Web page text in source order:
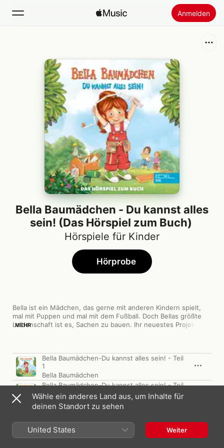
Anmelden
Startseite
Radio
Apple Music installieren
Bella Baumädchen - Du kannst alles
sein! (Das Hörspiel zum Buch)
Hörspiele für Kinder
Bella ist ein Mädchen, das gerne mit anderen Kindern spielt,
mal mit Puppen und mal mit dem Fußball. Doch Bellas größte
Leidenschaft ist es, Sachen zu bauen. Ihr neuestes Projekt ist
MEHR
Hörprobe
Titel Länge
Bella Baumädchen-Du kannst alles sein! - Teil
1
Bella Baumädchen
Bella Baumädchen-Du kannst alles sein! - Teil
2
Bella Baumädchen
Bella Baumädchen-Du kannst alles sein! - Teil
Bella Baumädchen
Bella Baumädchen-Du kannst alles sein! - Teil
Wähle ein anderes Land aus, um Inhalte für
deinen Standort zu sehen
United States Weiter